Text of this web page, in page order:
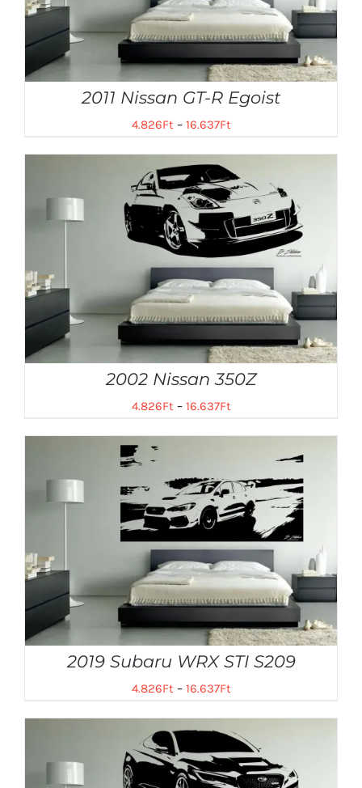
2011 Nissan GT-R Egoist
4.826Ft– 16.637Ft
2002 Nissan 350Z
4.826Ft– 16.637Ft
2019 Subaru WRX STI S209
4.826Ft– 16.637Ft